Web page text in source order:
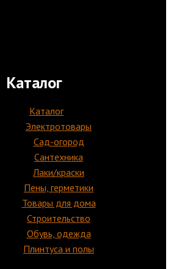
Каталог
Каталог
Электротовары
Сад-огород
Сантехника
Лаки/краски
Пены, герметики
Товары для дома
Строительство
Обувь, одежда
Плинтуса и полы